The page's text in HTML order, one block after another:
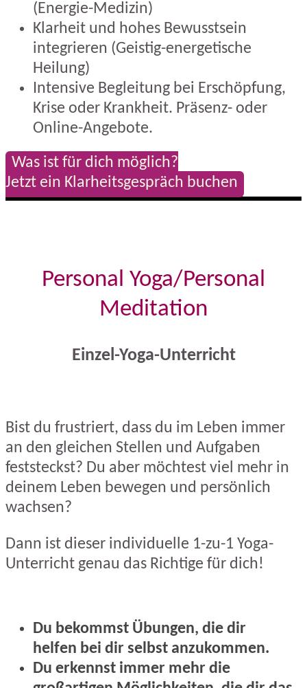
(Energie-Medizin)
Klarheit und hohes Bewusstsein
integrieren (Geistig-energetische
Heilung)
Intensive Begleitung bei Erschöpfung,
Krise oder Krankheit. Präsenz- oder
Online-Angebote.
Was ist für dich möglich?
Jetzt ein Klarheitsgespräch buchen
Personal Yoga/Personal
Meditation
Einzel-Yoga-Unterricht
Bist du frustriert, dass du im Leben immer
an den gleichen Stellen und Aufgaben
feststeckst? Du aber möchtest viel mehr in
deinem Leben bewegen und persönlich
wachsen?
Dann ist dieser individuelle 1-zu-1 Yoga-
Unterricht genau das Richtige für dich!
Du bekommst Übungen, die dir
helfen bei dir selbst anzukommen.
Du erkennst immer mehr die